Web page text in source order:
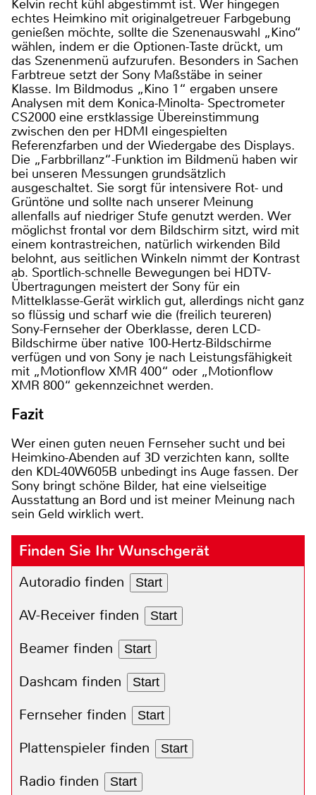
Kelvin recht kühl abgestimmt ist. Wer hingegen
echtes Heimkino mit originalgetreuer Farbgebung
genießen möchte, sollte die Szenenauswahl „Kino“
wählen, indem er die Optionen-Taste drückt, um
das Szenenmenü aufzurufen. Besonders in Sachen
Farbtreue setzt der Sony Maßstäbe in seiner
Klasse. Im Bildmodus „Kino 1“ ergaben unsere
Analysen mit dem Konica-Minolta- Spectrometer
CS2000 eine erstklassige Übereinstimmung
zwischen den per HDMI eingespielten
Referenzfarben und der Wiedergabe des Displays.
Die „Farbbrillanz“-Funktion im Bildmenü haben wir
bei unseren Messungen grundsätzlich
ausgeschaltet. Sie sorgt für intensivere Rot- und
Grüntöne und sollte nach unserer Meinung
allenfalls auf niedriger Stufe genutzt werden. Wer
möglichst frontal vor dem Bildschirm sitzt, wird mit
einem kontrastreichen, natürlich wirkenden Bild
belohnt, aus seitlichen Winkeln nimmt der Kontrast
ab. Sportlich-schnelle Bewegungen bei HDTV-
Übertragungen meistert der Sony für ein
Mittelklasse-Gerät wirklich gut, allerdings nicht ganz
so flüssig und scharf wie die (freilich teureren)
Sony-Fernseher der Oberklasse, deren LCD-
Bildschirme über native 100-Hertz-Bildschirme
verfügen und von Sony je nach Leistungsfähigkeit
mit „Motionflow XMR 400“ oder „Motionflow
XMR 800“ gekennzeichnet werden.
Fazit
Wer einen guten neuen Fernseher sucht und bei
Heimkino-Abenden auf 3D verzichten kann, sollte
den KDL-40W605B unbedingt ins Auge fassen. Der
Sony bringt schöne Bilder, hat eine vielseitige
Ausstattung an Bord und ist meiner Meinung nach
sein Geld wirklich wert.
Finden Sie Ihr Wunschgerät
Autoradio finden Start
AV-Receiver finden Start
Beamer finden Start
Dashcam finden Start
Fernseher finden Start
Plattenspieler finden Start
Radio finden Start